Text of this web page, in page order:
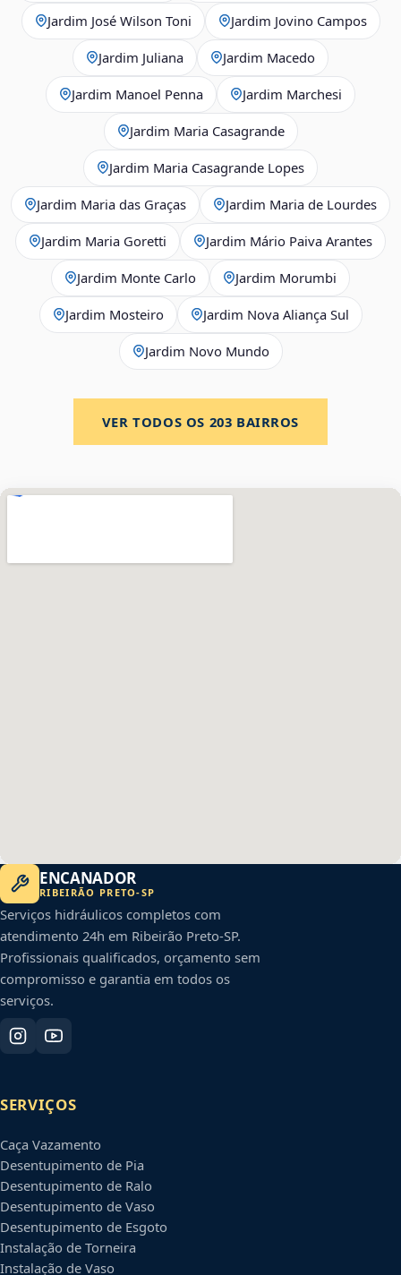
Jardim José Wilson Toni Jardim Jovino Campos
Jardim Juliana Jardim Macedo
Jardim Manoel Penna Jardim Marchesi
Jardim Maria Casagrande
Jardim Maria Casagrande Lopes
Jardim Maria das Graças Jardim Maria de Lourdes
Jardim Maria Goretti Jardim Mário Paiva Arantes
Jardim Monte Carlo Jardim Morumbi
Jardim Mosteiro Jardim Nova Aliança Sul
Jardim Novo Mundo
VER TODOS OS 203 BAIRROS
ENCANADOR
RIBEIRÃO PRETO-SP
Serviços hidráulicos completos com
atendimento 24h em Ribeirão Preto-SP.
Profissionais qualificados, orçamento sem
compromisso e garantia em todos os
serviços.
SERVIÇOS
Caça Vazamento
Desentupimento de Pia
Desentupimento de Ralo
Desentupimento de Vaso
Desentupimento de Esgoto
Instalação de Torneira
Instalação de Vaso